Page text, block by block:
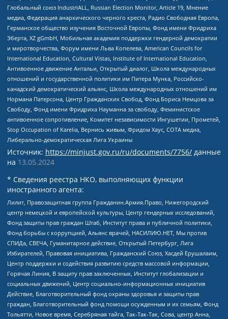
Глобальный союз IndustriALL, Russian Election Monitor, Article 19, Мнение
медиа, Федерация анархического черного креста, Радио Свободная Европа,
Германское общество изучения Восточной Европы, Фонд имени Фридриха
Эберта, XZ gGmbH, Мобильная академия поддержки гендерной демократии
и миротворчества, Форум имени Льва Копелева, American Councils for
International Education, Cultural Vistas, Institute of International Education,
Антивоенное движение Антальи, Открытый диалог, Школа международных
отношений и государственной политики им Питера Мунка, Российско-
канадский демократический альянс, Школа международных отношений им
Нормана Патерсона, Центр Гражданских Свобод, Фонд Бориса Немцова за
Свободу, Фонд имени Фридриха Науманна за свободу, Феминистское
антивоенное сопротивление, Комитет независимости Ингушетии, Прометей,
Stop Occupation of Karelia, Вернись живым, Фридом Хаус, СОТА медиа,
Либерально-демократическая Лига Украины
Источник: https://minjust.gov.ru/ru/documents/7756/ данные
на 13.05.2024
* Сведения реестра НКО, выполняющих функции
иностранного агента:
Лилит, Правозащитная группа Гражданин.Армия.Право, Нижегородский
центр немецкой и европейской культуры, Центр гендерных исследований,
Фонд защиты прав граждан Штаб, Институт права и публичной политики,
Фонд борьбы с коррупцией, Альянс врачей, НАСИЛИЮ.НЕТ, Мы против
СПИДа, СВЕЧА, Гуманитарное действие, Открытый Петербург, Лига
Избирателей, Правовая инициатива, Гражданский Союз, Хасдей Ерушалаим,
Центр поддержки и содействия развитию средств массовой информации,
Горячая Линия, В защиту прав заключенных, Институт глобализации и
социальных движений, Центр социально-информационных инициатив
Действие, Благотворительный фонд охраны здоровья и защиты прав
граждан, Благотворительный фонд помощи осужденным и их семьям, Фонд
Тольятти, Новое время, Серебряная тайга, Так-Так-Так, Сова, центр Анна,